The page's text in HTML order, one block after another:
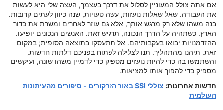
אם אתה צולל המעוניין לסלול את דרכך בעצמך, העצה שלי היא לעשות
את העבודה. שאל שאלות נועזות, עשה טעויות, שנה כיוון לעתים קרובות.
בנה משהו שלא רק מרגש אותך, אלא גם עוזר לאחרים ומשרת את כדור
הארץ. כשתהיה על הדרך הנכונה, תרגיש זאת. האנשים הנכונים יופיעו.
ההזדמנויות יבואו בעקבותיהם. אל תתעסקו בתוצאה הסופית; במקום
זאת, תיהנו מהתהליך. תנו לצלילה לפתוח בפניכם דלתות חדשות,
והשתמשו בה כדי להיות נועזים מספיק כדי לדמיין משהו שונה, ועיקשים
מספיק כדי להפוך אותו למציאות.
חדשות אחרונות:
צוללי SSI באור הזרקורים - סיפורים מהעיתונות
העולמית